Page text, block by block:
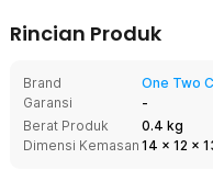
Rincian Produk
Brand
One Two
Garansi
-
Berat Produk
0.4 kg
Dimensi Kemasan 14 x 12 x